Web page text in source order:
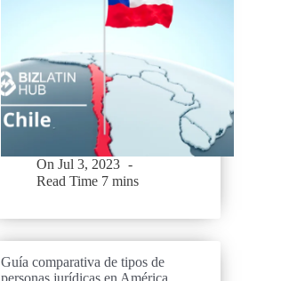
On Jul 3, 2023
Read Time 7 mins
Guía comparativa de tipos de